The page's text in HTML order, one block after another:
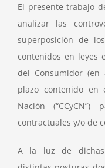
El presente trabajo
analizar las
superposición de
contenidos en leyes
del Consumidor (en
plazo contenido en
Nación (“CCyCN”)
contractuales y/o de
A la luz de dichas